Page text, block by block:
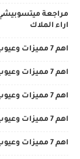
اراء الملاك
اهم 7 مميزات وعيوب هيونداي فينيو 2027 وتقييم شامل لها
اهم 7 مميزات وعيوب شيفروليه كروز 2027 ومقارنتها بالمنافسين
اهم 7 مميزات وعيوب كايي E5 2027 ومقارنتها بالمنافسين
اهم 7 مميزات وعيوب دونج فينج 008 2026 واراء الملاك فيها
اهم 7 مميزات وعيوب روكس اداماس 2026 بعد التجربة